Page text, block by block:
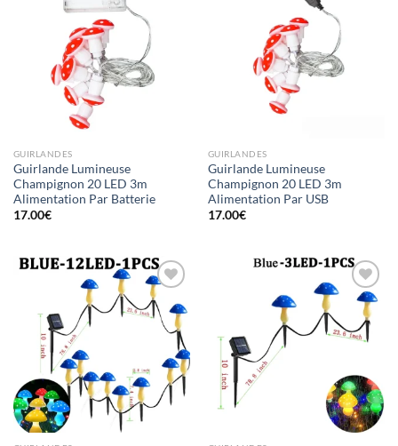
Ajouter
à la liste
d’envies
GUIRLANDES
Guirlande Lumineuse
Champignon 20 LED 3m
Alimentation Par Batterie
17.00€
d’envies
GUIRLANDES
Guirlande Lumineuse
Champignon 20 LED 3m
Alimentation Par USB
17.00€
Ajouter
à la liste
d’envies
Ajouter
à la liste